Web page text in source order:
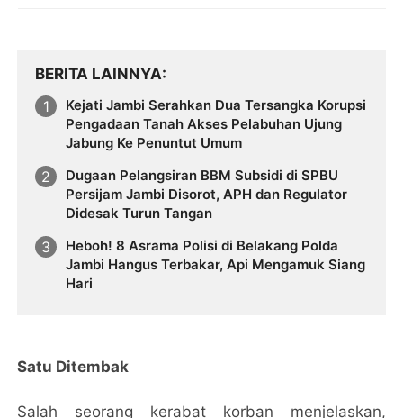
BERITA LAINNYA
Kejati Jambi Serahkan Dua Tersangka Korupsi
Pengadaan Tanah Akses Pelabuhan Ujung
Jabung Ke Penuntut Umum
Dugaan Pelangsiran BBM Subsidi di SPBU
Persijam Jambi Disorot, APH dan Regulator
Didesak Turun Tangan
Heboh! 8 Asrama Polisi di Belakang Polda
Jambi Hangus Terbakar, Api Mengamuk Siang
Hari
Satu Ditembak
Salah seorang kerabat korban menjelaskan,